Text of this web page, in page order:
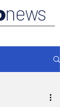
news